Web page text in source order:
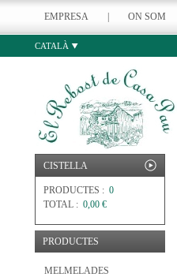
EMPRESA ON SOM
CATALÀ
CISTELLA
PRODUCTES : 0
TOTAL : 0,00 €
PRODUCTES
MELMELADES